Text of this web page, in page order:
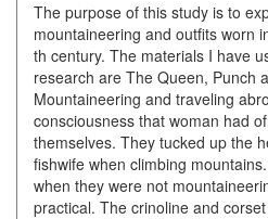
The purpose of this study is to
mountaineering and outfits worn
th century. The materials I have
research are The Queen, Punch
Mountaineering and traveling
consciousness that woman had
themselves. They tucked up the
fishwife when climbing
when they were not
practical. The crinoline and